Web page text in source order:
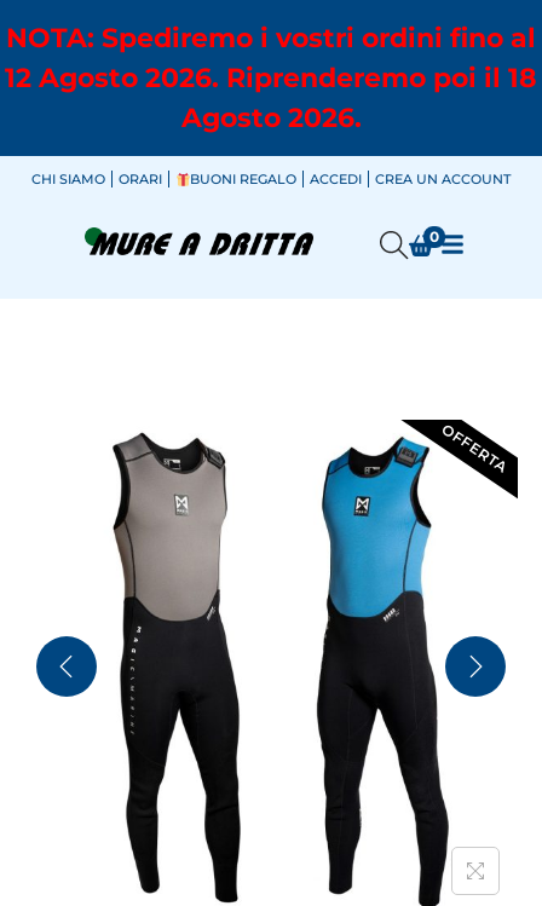
NOTA: Spediremo i vostri ordini fino al
12 Agosto 2026. Riprenderemo poi il 18
Agosto 2026.
CHI SIAMO ORARI BUONI REGALO ACCEDI CREA UN ACCOUNT
0
OFFERTA